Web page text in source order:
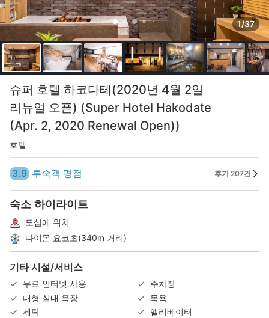
1/37
슈퍼 호텔 하코다테(2020년 4월 2일
리뉴얼 오픈) (Super Hotel Hakodate
(Apr. 2, 2020 Renewal Open))
호텔
3.9 투숙객 평점 후기 207건
숙소 하이라이트
도심에 위치
다이몬 요코초(340m 거리)
기타 시설/서비스
무료 인터넷 사용
주차장
대형 실내 욕장
목욕
세탁
엘리베이터